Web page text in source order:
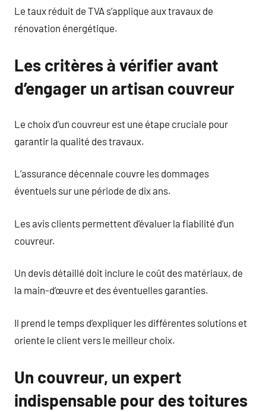
Le taux réduit de TVA s’applique aux travaux de
rénovation énergétique.
Les critères à vérifier avant
d’engager un artisan couvreur
Le choix d’un couvreur est une étape cruciale pour
garantir la qualité des travaux.
L’assurance décennale couvre les dommages
éventuels sur une période de dix ans.
Les avis clients permettent d’évaluer la fiabilité d’un
couvreur.
Un devis détaillé doit inclure le coût des matériaux, de
la main-d’œuvre et des éventuelles garanties.
Il prend le temps d’expliquer les différentes solutions et
oriente le client vers le meilleur choix.
Un couvreur, un expert
indispensable pour des toitures